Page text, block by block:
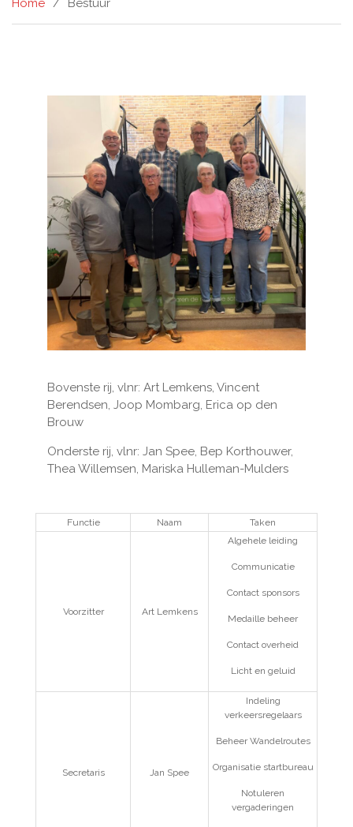
Home Bestuur
Bovenste rij, vlnr: Art Lemkens, Vincent
Berendsen, Joop Mombarg, Erica op den
Brouw
Onderste rij, vlnr: Jan Spee, Bep Korthouwer,
Thea Willemsen, Mariska Hulleman-Mulders
Functie Naam Taken
Voorzitter Art Lemkens
Algehele leiding
Communicatie
Contact sponsors
Medaille beheer
Contact overheid
Licht en geluid
Secretaris Jan Spee
Indeling
verkeersregelaars
Beheer Wandelroutes
Organisatie startbureau
Notuleren
vergaderingen